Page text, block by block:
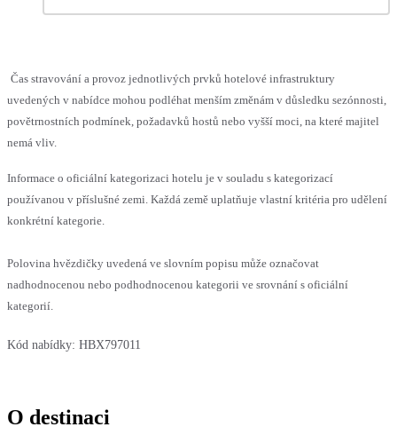
Čas stravování a provoz jednotlivých prvků hotelové infrastruktury
uvedených v nabídce mohou podléhat menším změnám v důsledku sezónnosti,
povětrnostních podmínek, požadavků hostů nebo vyšší moci, na které majitel
nemá vliv.
Informace o oficiální kategorizaci hotelu je v souladu s kategorizací
používanou v příslušné zemi. Každá země uplatňuje vlastní kritéria pro udělení
konkrétní kategorie.
Polovina hvězdičky uvedená ve slovním popisu může označovat
nadhodnocenou nebo podhodnocenou kategorii ve srovnání s oficiální
kategorií.
Kód nabídky: HBX797011
O destinaci